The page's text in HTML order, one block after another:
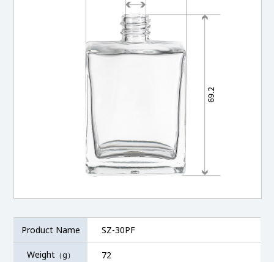
Product Name SZ-30PF
Weight（g） 72